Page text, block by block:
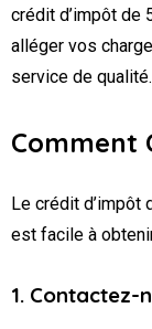
crédit d’impôt de
alléger vos
service de qualité.
Comment
Le crédit d’impôt
est facile à
1. Contactez-